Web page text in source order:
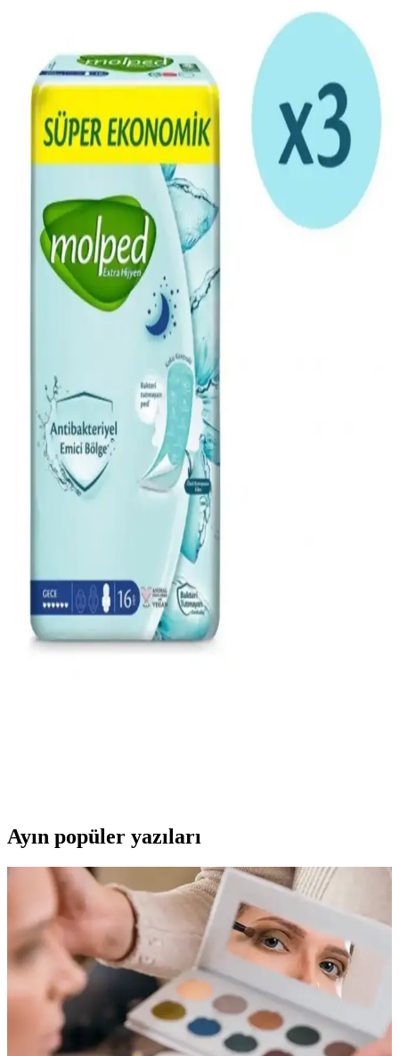
Odunsu kadın parfümleri, sandal ağacı, sedir ve oud gibi notalarla
öne çıkar, yüksek kalıcılıklarıyla tercih edilir, çeşitli markalarda
uygun fiyat seçenekleri bulunur.
2025 Yılı En İyi Zarif ve Çekici Kadın Parfümleri ve
Kullanım İpuçları
2025'te öne çıkan zarif ve kalıcı kadın parfümleri ile tarzınızı
yansıtın. Kokuların seçimi ve uygulama ipuçlarıyla özgüveninizi
Çiçeksi Odunsu Kadın Parfümleri: Zarafet ve
Doğallığın Modern Yansıması
Doğallık ve zarafetin buluştuğu çiçeksi odunsu kadın parfümleri,
kalıcılığı ve özgün notalarıyla her ortamda etkileyici bir iz bırakır.
Kadınlar İçin Zarafet Temalı 50 ml Parfüm
Seçiminde Dikkat Edilmesi Gerekenler
Kadınların kendini ifade etme biçimi olan parfüm seçiminde zarafet
ve şıklık ön plandadır. 50 ml'lik parfümler, kalıcılık ve pratiklik
sunar. Notalar ve tema seçimi, kişisel tarzı yansıtır.
Dolgun ve Çekici Kirpikler İçin Maskara Seçimi ve
Kullanım Teknikleri
Doğru maskara seçimi ve kullanımıyla kirpikleriniz daha dolgun,
uzun ve kıvrık görünür. İçerik ve tekniklere dikkat ederek
Oryantal Kadın Parfümlerinde Kalıcılık ve
Çekicilik: Temel Notalar ve Kullanım İpuçları
Oryantal kadın parfümleri, sıcak ve zengin yapılarıyla öne çıkar.
Kalıcılık ve çekicilik sağlayan temel notalar, kullanım ipuçları ve
Ayın popüler yazıları